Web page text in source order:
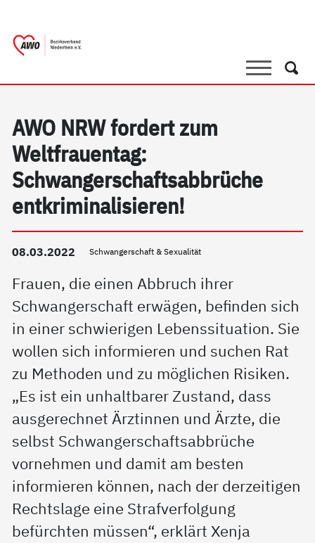
SucheSuche
AWO NRW fordert zum
Weltfrauentag:
Schwangerschaftsabbrüche
entkriminalisieren!
08.03.2022 Schwangerschaft & Sexualität
Frauen, die einen Abbruch ihrer
Schwangerschaft erwägen, befinden sich
in einer schwierigen Lebenssituation. Sie
wollen sich informieren und suchen Rat
zu Methoden und zu möglichen Risiken.
„Es ist ein unhaltbarer Zustand, dass
ausgerechnet Ärztinnen und Ärzte, die
selbst Schwangerschaftsabbrüche
vornehmen und damit am besten
informieren können, nach der derzeitigen
Rechtslage eine Strafverfolgung
befürchten müssen“, erklärt Xenja